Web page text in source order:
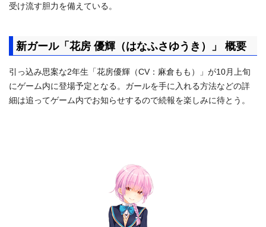
受け流す胆力を備えている。
新ガール「花房 優輝（はなふさゆうき）」 概要
引っ込み思案な2年生「花房優輝（CV：麻倉もも）」 が10月上旬
にゲーム内に登場予定となる。 ガールを手に入れる方法などの詳
細は追ってゲーム内でお知らせするので続報を楽しみに待とう。